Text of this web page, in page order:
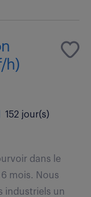
h)
152 jour(s)
dans le
mois. Nous
industriels un